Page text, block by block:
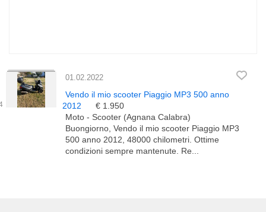
01.02.2022
Vendo il mio scooter Piaggio MP3 500 anno
2012
€ 1.950
Moto - Scooter (Agnana Calabra)
Buongiorno, Vendo il mio scooter Piaggio MP3
500 anno 2012, 48000 chilometri. Ottime
condizioni sempre mantenute. Re...